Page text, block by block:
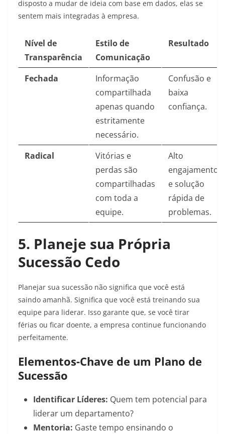
disposto a mudar de ideia com base em dados, elas se
sentem mais integradas à empresa.
Nível de
Transparência
Estilo de
Comunicação
Resultado
Fechada
Informação
compartilhada
apenas quando
estritamente
necessário.
Confusão e
baixa
confiança.
Radical
Vitórias e
perdas são
compartilhadas
com toda a
equipe.
Alto
engajamento
e solução
rápida de
problemas.
5. Planeje sua Própria
Sucessão Cedo
Planejar sua sucessão não significa que você está
saindo amanhã. Significa que você está treinando sua
equipe para liderar. Isso garante que, se você tirar
férias ou ficar doente, a empresa continue funcionando
perfeitamente.
Elementos-Chave de um Plano de
Sucessão
Identificar Líderes: Quem tem potencial para
liderar um departamento?
Mentoria: Gaste tempo ensinando o